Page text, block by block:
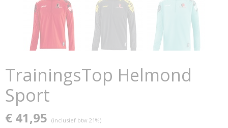
TrainingsTop Helmond
Sport
€ 41,95 (inclusief btw 21%)